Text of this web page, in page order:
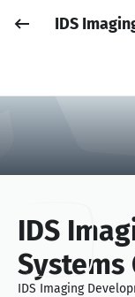
IDS
Systems
IDS Imaging